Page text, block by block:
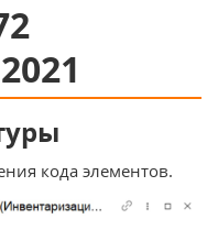
кода элементов.